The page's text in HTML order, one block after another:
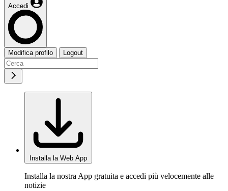
Accedi
Modifica profilo Logout
Installa la Web App
Installa la nostra App gratuita e accedi più velocemente alle
notizie